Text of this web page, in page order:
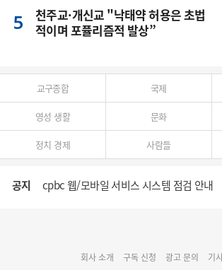
천주교·개신교 "낙태약 허용은 초법
적이며 포퓰리즘적 발상”
교구종합 국제
영성 생활 문화
정치 경제 사람들
공지 cpbc 웹/모바일 서비스 시스템 점검 안내
명동 미디어큐브 & 1898 미디어월 공모전
회사 소개 구독 신청 광고 문의 기